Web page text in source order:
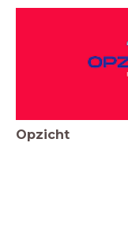
Opzicht